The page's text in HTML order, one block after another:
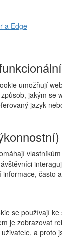
a Edge
umožňují
jakým se
jazyk
často
se používají
je zobrazovat
a proto